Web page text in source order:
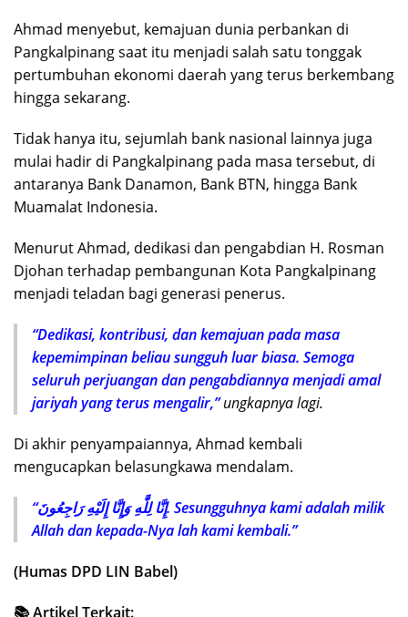
Ahmad menyebut, kemajuan dunia perbankan di
Pangkalpinang saat itu menjadi salah satu tonggak
pertumbuhan ekonomi daerah yang terus berkembang
hingga sekarang.
Tidak hanya itu, sejumlah bank nasional lainnya juga
mulai hadir di Pangkalpinang pada masa tersebut, di
antaranya Bank Danamon, Bank BTN, hingga Bank
Muamalat Indonesia.
Menurut Ahmad, dedikasi dan pengabdian H. Rosman
Djohan terhadap pembangunan Kota Pangkalpinang
menjadi teladan bagi generasi penerus.
“Dedikasi, kontribusi, dan kemajuan pada masa
kepemimpinan beliau sungguh luar biasa. Semoga
seluruh perjuangan dan pengabdiannya menjadi amal
jariyah yang terus mengalir,” ungkapnya lagi.
Di akhir penyampaiannya, Ahmad kembali
mengucapkan belasungkawa mendalam.
“إِنَّا لِلَّٰهِ وَإِنَّا إِلَيْهِ رَاجِعُونَ. Sesungguhnya kami adalah milik
Allah dan kepada-Nya lah kami kembali.”
(Humas DPD LIN Babel)
📚 Artikel Terkait: